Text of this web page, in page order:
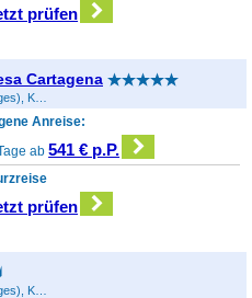
prüfen
Cartagena
Cartagena, Kolumbien (Sonstiges), Kolumbien
Anreise:
ab541 € p.P.
prüfen
Cartagena, Kolumbien (Sonstiges), Kolumbien